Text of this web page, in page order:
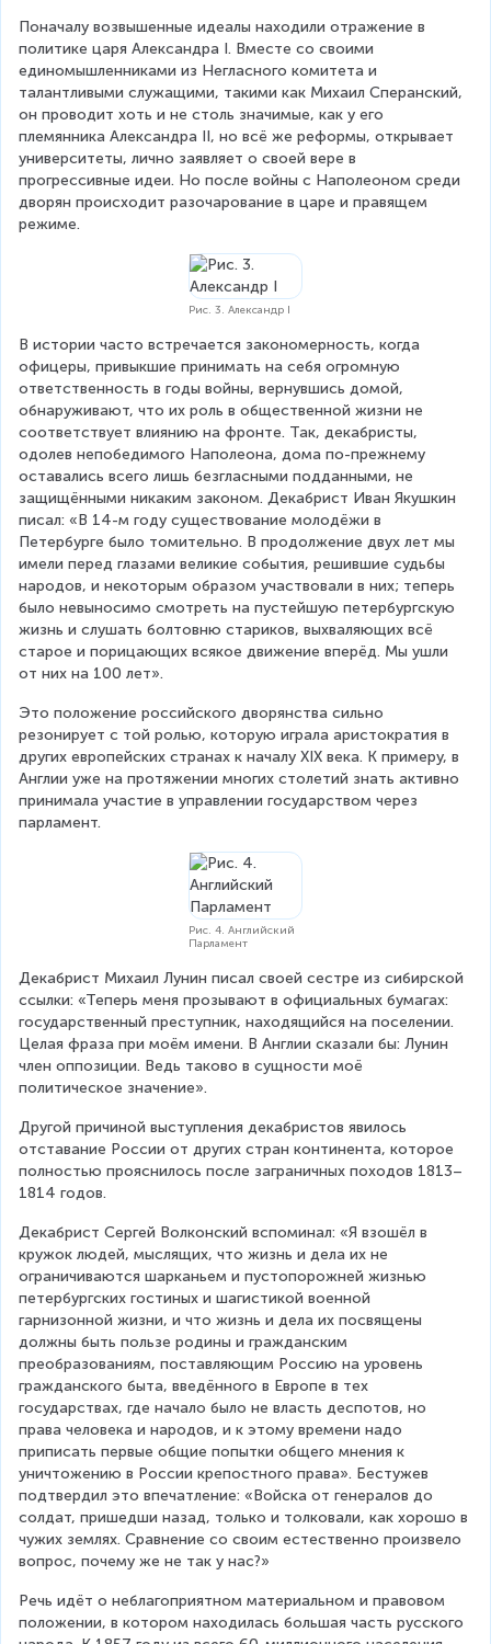
Поначалу возвышенные идеалы находили отражение в
политике царя Александра I. Вместе со своими
единомышленниками из Негласного комитета и
талантливыми служащими, такими как Михаил Сперанский,
он проводит хоть и не столь значимые, как у его
племянника Александра II, но всё же реформы, открывает
университеты, лично заявляет о своей вере в
прогрессивные идеи. Но после войны с Наполеоном среди
дворян происходит разочарование в царе и правящем
режиме.
Рис. 3. Александр I
В истории часто встречается закономерность, когда
офицеры, привыкшие принимать на себя огромную
ответственность в годы войны, вернувшись домой,
обнаруживают, что их роль в общественной жизни не
соответствует влиянию на фронте. Так, декабристы,
одолев непобедимого Наполеона, дома по-прежнему
оставались всего лишь безгласными подданными, не
защищёнными никаким законом. Декабрист Иван Якушкин
писал: «В 14-м году существование молодёжи в
Петербурге было томительно. В продолжение двух лет мы
имели перед глазами великие события, решившие судьбы
народов, и некоторым образом участвовали в них; теперь
было невыносимо смотреть на пустейшую петербургскую
жизнь и слушать болтовню стариков, выхваляющих всё
старое и порицающих всякое движение вперёд. Мы ушли
от них на 100 лет».
Это положение российского дворянства сильно
резонирует с той ролью, которую играла аристократия в
других европейских странах к началу XIX века. К примеру, в
Англии уже на протяжении многих столетий знать активно
принимала участие в управлении государством через
парламент.
Рис. 4. Английский
Парламент
Декабрист Михаил Лунин писал своей сестре из сибирской
ссылки: «Теперь меня прозывают в официальных бумагах:
государственный преступник, находящийся на поселении.
Целая фраза при моём имени. В Англии сказали бы: Лунин
член оппозиции. Ведь таково в сущности моё
политическое значение».
Другой причиной выступления декабристов явилось
отставание России от других стран континента, которое
полностью прояснилось после заграничных походов 1813–
1814 годов.
Декабрист Сергей Волконский вспоминал: «Я взошёл в
кружок людей, мыслящих, что жизнь и дела их не
ограничиваются шарканьем и пустопорожней жизнью
петербургских гостиных и шагистикой военной
гарнизонной жизни, и что жизнь и дела их посвящены
должны быть пользе родины и гражданским
преобразованиям, поставляющим Россию на уровень
гражданского быта, введённого в Европе в тех
государствах, где начало было не власть деспотов, но
права человека и народов, и к этому времени надо
приписать первые общие попытки общего мнения к
уничтожению в России крепостного права». Бестужев
подтвердил это впечатление: «Войска от генералов до
солдат, пришедши назад, только и толковали, как хорошо в
чужих землях. Сравнение со своим естественно произвело
вопрос, почему же не так у нас?»
Речь идёт о неблагоприятном материальном и правовом
положении, в котором находилась большая часть русского